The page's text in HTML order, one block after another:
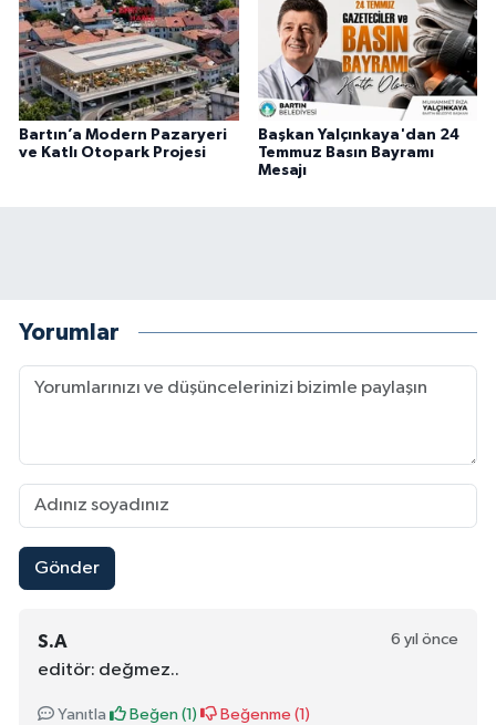
Bartın’a Modern Pazaryeri
ve Katlı Otopark Projesi
Başkan Yalçınkaya'dan 24
Temmuz Basın Bayramı
Mesajı
Yorumlar
Gönder
S.A 6 yıl önce
editör: değmez..
Yanıtla Beğen (1 ) Beğenme (1 )